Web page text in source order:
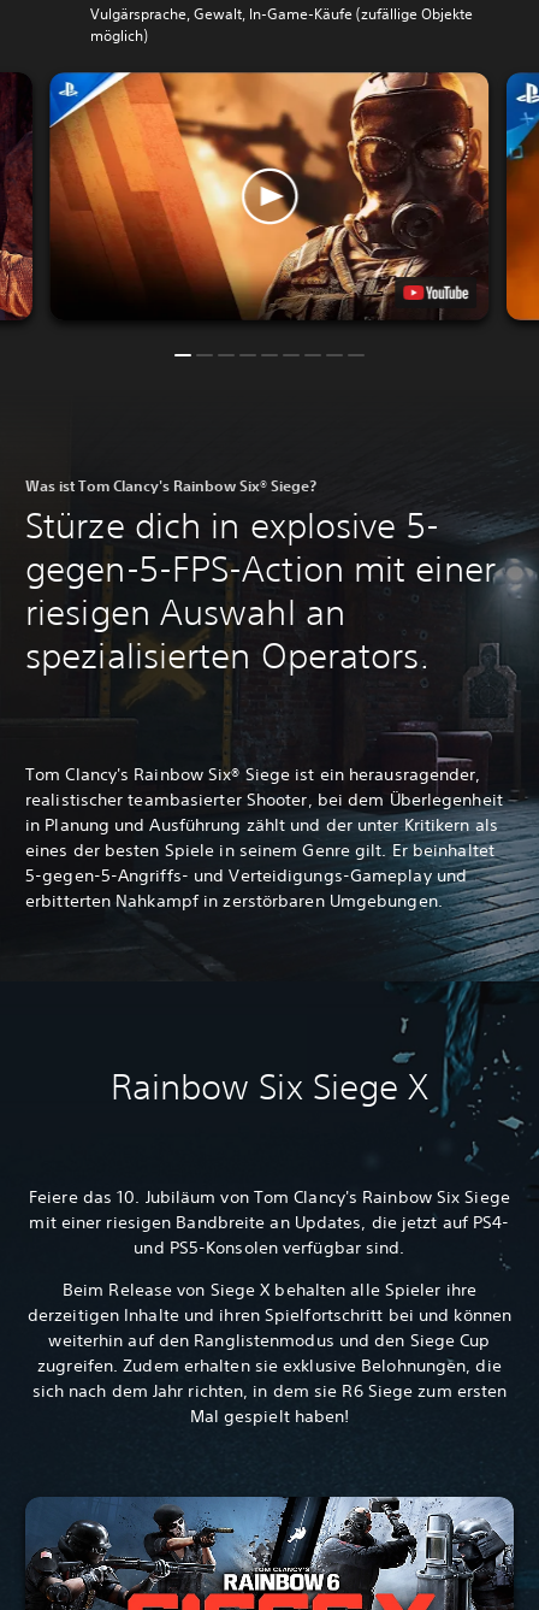
Vulgärsprache, Gewalt, In-Game-Käufe (zufällige Objekte
möglich)
Was ist Tom Clancy's Rainbow Six® Siege?
Stürze dich in explosive 5-
gegen-5-FPS-Action mit einer
riesigen Auswahl an
spezialisierten Operators.
Tom Clancy's Rainbow Six® Siege ist ein herausragender,
realistischer teambasierter Shooter, bei dem Überlegenheit
in Planung und Ausführung zählt und der unter Kritikern als
eines der besten Spiele in seinem Genre gilt. Er beinhaltet
5-gegen-5-Angriffs- und Verteidigungs-Gameplay und
erbitterten Nahkampf in zerstörbaren Umgebungen.
Rainbow Six Siege X
Feiere das 10. Jubiläum von Tom Clancy's Rainbow Six Siege
mit einer riesigen Bandbreite an Updates, die jetzt auf PS4-
und PS5-Konsolen verfügbar sind.
Beim Release von Siege X behalten alle Spieler ihre
derzeitigen Inhalte und ihren Spielfortschritt bei und können
weiterhin auf den Ranglistenmodus und den Siege Cup
zugreifen. Zudem erhalten sie exklusive Belohnungen, die
sich nach dem Jahr richten, in dem sie R6 Siege zum ersten
Mal gespielt haben!